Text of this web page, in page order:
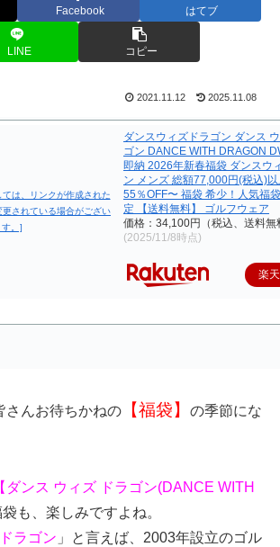
Facebook はてブ
LINE コピー
2021.11.12 2025.11.08
ダンスウィズドラゴン ダンス
ゴン DANCE WITH DRAGON
即納 2026年新春福袋 ダンスウ
ン メンズ 総額77,000円(税込)
55％OFF〜 福袋 希少！人気福
定 【送料無料】 ゴルフウェア
価格：34,100円（税込、送料無
(2025/11/8時点)
楽
さんお待ちかねの 【福袋】
の季節にな
【ダンス ウィズ ドラゴン(DANCE WITH
も、楽しみですよね。
ラゴン 」と言えば、2003年設立のゴル